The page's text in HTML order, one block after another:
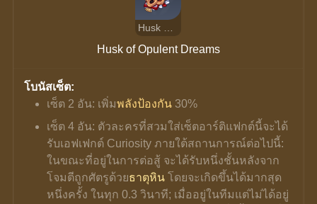
Husk of Opulent Dreams
โบนัสเซ็ต:
เซ็ต 2 อัน: เพิ่มพลังป้องกัน 30%
เซ็ต 4 อัน: ตัวละครที่สวมใส่เซ็ตอาร์ติแฟกต์นี้จะได้
รับเอฟเฟกต์ Curiosity ภายใต้สถานการณ์ต่อไปนี้:
ในขณะที่อยู่ในการต่อสู้ จะได้รับหนึ่งชั้นหลังจาก
โจมตีถูกศัตรูด้วยธาตุหิน โดยจะเกิดขึ้นได้มากสุด
หนึ่งครั้ง ในทุก 0.3 วินาที; เมื่ออยู่ในทีมแต่ไม่ได้อยู่